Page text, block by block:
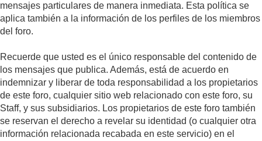
mensajes particulares de manera inmediata. Esta política se
aplica también a la información de los perfiles de los miembros
del foro.
Recuerde que usted es el único responsable del contenido de
los mensajes que publica. Además, está de acuerdo en
indemnizar y liberar de toda responsabilidad a los propietarios
de este foro, cualquier sitio web relacionado con este foro, su
Staff, y sus subsidiarios. Los propietarios de este foro también
se reservan el derecho a revelar su identidad (o cualquier otra
información relacionada recabada en este servicio) en el